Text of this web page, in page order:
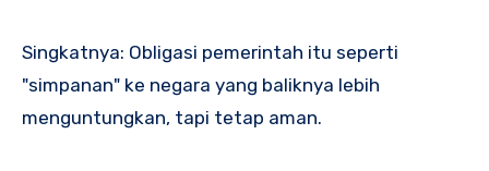
Singkatnya: Obligasi pemerintah itu seperti
"simpanan" ke negara yang baliknya lebih
menguntungkan, tapi tetap aman.